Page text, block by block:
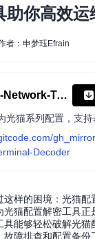
助你高效运
者：申梦珏Efrain
HuaWei-Optical-Network-Terminal-Decoder
Decoder
这样的困境：光猫配
猫配置解密工具正
能够轻松破解光猫
障排查和配置备份